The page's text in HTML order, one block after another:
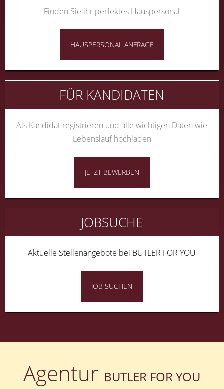
Finden Sie ihr perfektes Hauspersonal
HAUSPERSONAL ANFRAGE
FÜR KANDIDATEN
Als Kandidat registrieren und alle wichtigen Daten wie
Lebenslauf hochladen
JETZT BEWERBEN
JOBSUCHE
Aktuelle Stellenangebote bei BUTLER FOR YOU
JOB SUCHEN
Agentur BUTLER FOR YOU